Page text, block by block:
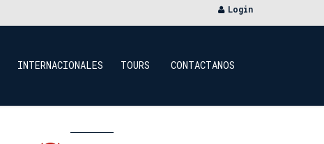
Login
INTERNACIONALES TOURS CONTACTANOS